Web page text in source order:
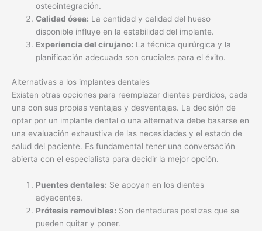
osteointegración.
Calidad ósea: La cantidad y calidad del hueso
disponible influye en la estabilidad del implante.
Experiencia del cirujano: La técnica quirúrgica y la
planificación adecuada son cruciales para el éxito.
Alternativas a los implantes dentales
Existen otras opciones para reemplazar dientes perdidos, cada
una con sus propias ventajas y desventajas. La decisión de
optar por un implante dental o una alternativa debe basarse en
una evaluación exhaustiva de las necesidades y el estado de
salud del paciente. Es fundamental tener una conversación
abierta con el especialista para decidir la mejor opción.
Puentes dentales: Se apoyan en los dientes
adyacentes.
Prótesis removibles: Son dentaduras postizas que se
pueden quitar y poner.